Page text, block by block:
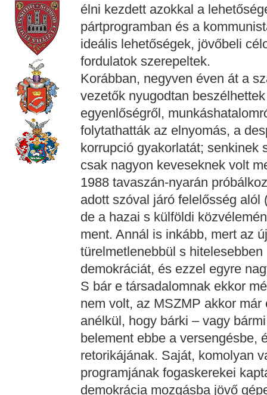
élni kezdett azokkal a
pártprogramban és a
ideális lehetőségek, jövőbeli
fordulatok szerepeltek.
Korábban, negyven éven át a
vezetők nyugodtan
egyenlőségről,
folytathatták az elnyomás, a
korrupció gyakorlatát; senkinek
csak nagyon keveseknek volt
1988 tavaszán-nyarán
adott szóval járó felelősség alól
de a hazai s külföldi
ment. Annál is inkább, mert az
türelmetlenebbül s
demokráciát, és ezzel egyre
S bár e társadalomnak ekkor
nem volt, az MSZMP akkor
anélkül, hogy bárki – vagy
belement ebbe a versengésbe,
retorikájának. Saját, komolyan
programjának fogaskerekei
demokrácia mozgásba jövő